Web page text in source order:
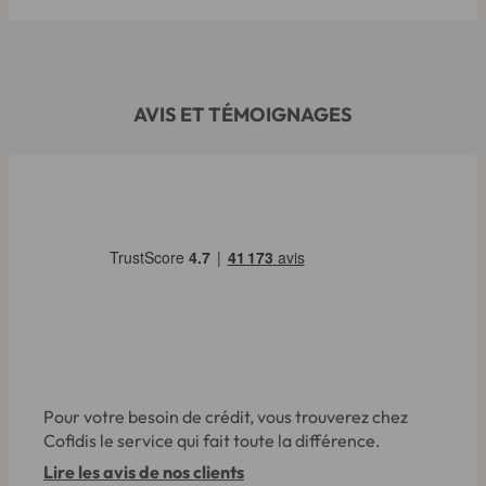
AVIS ET TÉMOIGNAGES
Pour votre besoin de crédit, vous trouverez chez
Cofidis le service qui fait toute la différence.
Lire les avis de nos clients